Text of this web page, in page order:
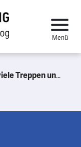
Kälte. PopUp Café wäre hier gut.